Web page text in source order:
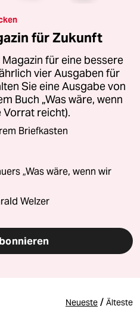
für Zukunft
Magazin für eine bessere
vier Ausgaben für
Sie eine Ausgabe von
Buch „Was wäre, wenn
Vorrat reicht).
Briefkasten
„Was wäre, wenn wir
Welzer
Neueste / Älteste